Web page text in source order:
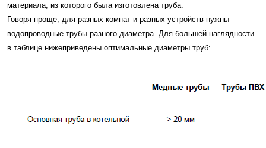
материала, из которого была изготовлена труба.
Говоря проще, для разных комнат и разных устройств нужны
водопроводные трубы разного диаметра. Для большей наглядности
в таблице нижеприведены оптимальные диаметры труб: